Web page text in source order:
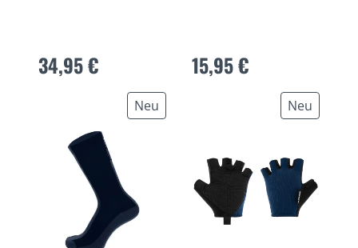
34,95 € 15,95 €
Neu Neu